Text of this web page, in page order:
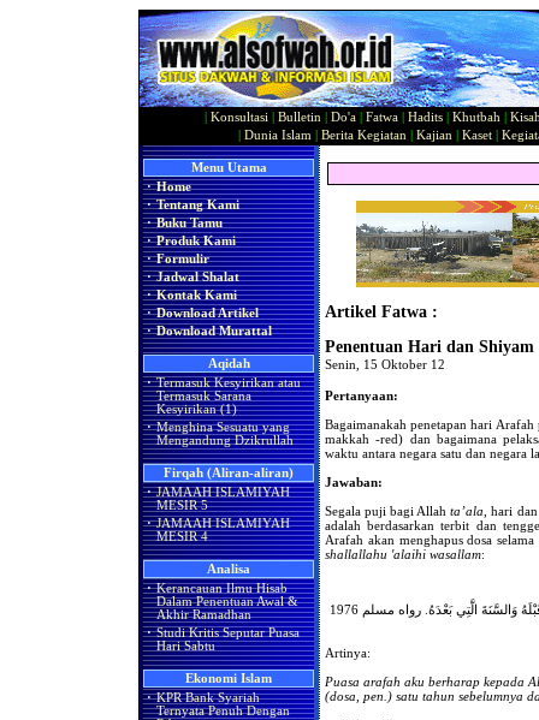
Konsultasi Bulletin Do'a Fatwa Hadits Khutbah
Dunia Islam Berita Kegiatan Kajian Kaset|
Menu Utama
· Home
· Tentang Kami
· Buku Tamu
· Produk Kami
· Formulir
· Jadwal Shalat
· Kontak Kami
· Download Artikel
· Download Murattal
Aqidah
· Termasuk Kesyirikan atau
Termasuk Sarana
Kesyirikan (1)
· Menghina Sesuatu yang
Mengandung Dzikrullah
Firqah (Aliran-aliran)
· JAMAAH ISLAMIYAH
MESIR 5
· JAMAAH ISLAMIYAH
MESIR 4
Analisa
· Kerancauan Ilmu Hisab
Dalam Penentuan Awal &
Akhir Ramadhan
· Studi Kritis Seputar Puasa
Hari Sabtu
Ekonomi Islam
· KPR Bank Syariah
Ternyata Penuh Dengan
Artikel Fatwa :
Penentuan Hari dan
Senin, 15 Oktober 12
Pertanyaan:
Bagaimanakah penetapan hari
makkah -red) dan bagaimana
waktu antara negara satu dan negara
Jawaban:
Segala puji bagi Allahta’ala , hari
adalah berdasarkan terbit dan
Arafah akan menghapus dosa
shallallahu 'alaihi wasallam:
الَّتِي بَعْدَهُ. رواه مسلم 1976
Artinya:
Puasa arafah aku berharap kepada
(dosa, pen.) satu tahun sebelumnya